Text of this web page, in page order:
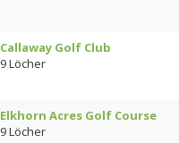
Callaway Golf Club
9 Löcher
Elkhorn Acres Golf Course
9 Löcher